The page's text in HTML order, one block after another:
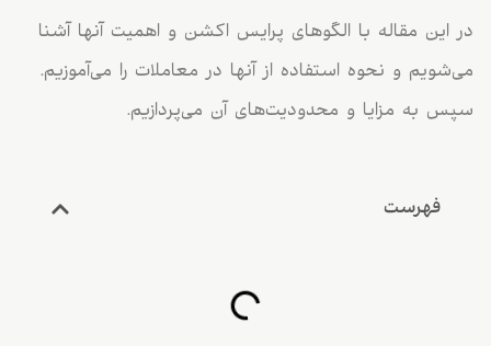
در این مقاله با الگوهای پرایس اکشن و اهمیت آنها آشنا
می‌شویم و نحوه استفاده از آنها در معاملات را می‌آموزیم.
سپس به مزایا و محدودیت‌های آن می‌پردازیم.
فهرست